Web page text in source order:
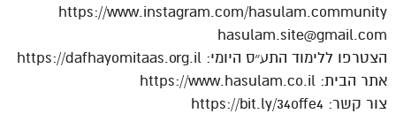
https://www.instagram.com/hasulam.community
hasulam.site@gmail.com
הצטרפו ללימוד התע״ס היומי: https://dafhayomitaas.org.il
אתר הבית: https://www.hasulam.co.il
צור קשר: https://bit.ly/34offe4